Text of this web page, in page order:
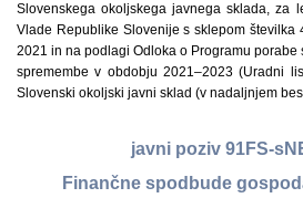
Slovenskega okoljskega javnega sklada, za
Vlade Republike Slovenije s sklepom številka
2021 in na podlagi Odloka o Programu porabe
spremembe v obdobju 2021–2023 (Uradni
Slovenski okoljski javni sklad (v nadaljnjem
javni poziv 91FS-
Finančne spodbude